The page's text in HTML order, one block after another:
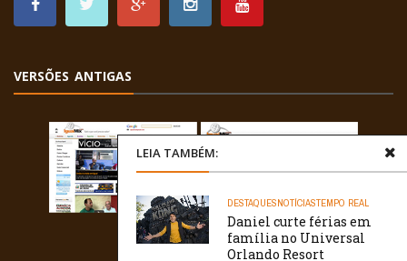
LEIA TAMBÉM:
DESTAQUESNOTÍCIASTEMPO REAL
Daniel curte férias em
família no Universal
Orlando Resort
VERSÕES ANTIGAS